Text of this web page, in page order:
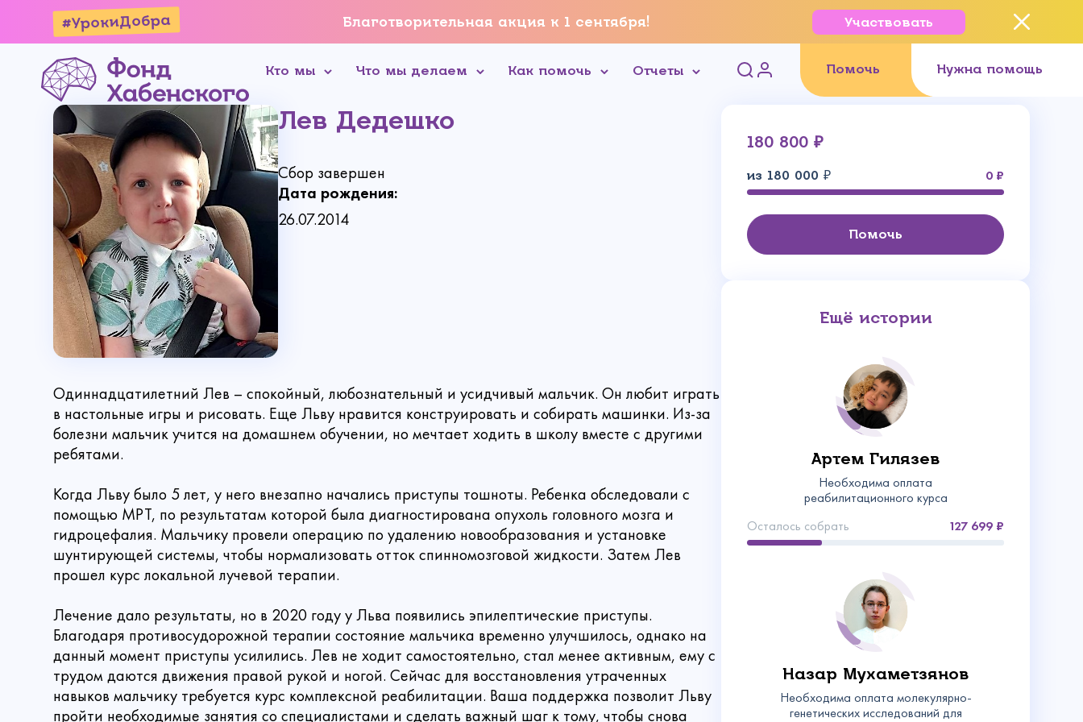
#УрокиДобра Благотворительная акция к 1 сентября! Участвовать
Кто мы Что мы делаем Как помочь Отчеты Помочь Нужна помощь
Лев Дедешко
Сбор завершен
Дата рождения:
26.07.2014
Одиннадцатилетний Лев – спокойный, любознательный и усидчивый мальчик. Он любит играть
в настольные игры и рисовать. Еще Льву нравится конструировать и собирать машинки. Из-за
болезни мальчик учится на домашнем обучении, но мечтает ходить в школу вместе с другими
ребятами.
Когда Льву было 5 лет, у него внезапно начались приступы тошноты. Ребенка обследовали с
помощью МРТ, по результатам которой была диагностирована опухоль головного мозга и
гидроцефалия. Мальчику провели операцию по удалению новообразования и установке
шунтирующей системы, чтобы нормализовать отток спинномозговой жидкости. Затем Лев
прошел курс локальной лучевой терапии.
Лечение дало результаты, но в 2020 году у Льва появились эпилептические приступы.
Благодаря противосудорожной терапии состояние мальчика временно улучшилось, однако на
данный момент приступы усилились. Лев не ходит самостоятельно, стал менее активным, ему с
трудом даются движения правой рукой и ногой. Сейчас для восстановления утраченных
навыков мальчику требуется курс комплексной реабилитации. Ваша поддержка позволит Льву
пройти необходимые занятия со специалистами и сделать важный шаг к тому, чтобы снова
180 800 ₽
из 180 000 ₽ 0
Помочь
Ещё истории
Артем Гилязев
Необходима оплата
реабилитационного курса
Осталось собрать
127 699
Назар Мухаметзянов
Необходима оплата молекулярно-
генетических исследований для
Связаться с нами
Имя